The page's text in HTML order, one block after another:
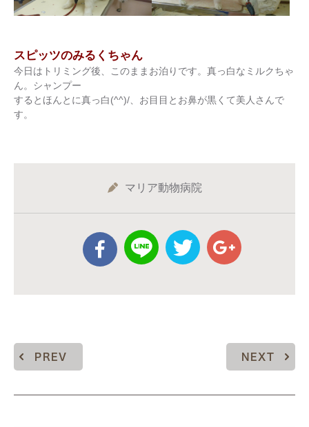
スピッツのみるくちゃん
今日はトリミング後、このままお泊りです。真っ白なミルクちゃ
ん。シャンプー
するとほんとに真っ白(^^)/、お目目とお鼻が黒くて美人さんで
す。
マリア動物病院
PREV NEXT